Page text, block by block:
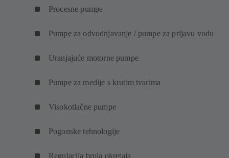
Procesne pumpe
Pumpe za odvodnjavanje / pumpe za prljavu vodu
Uranjajuće motorne pumpe
Pumpe za medije s krutim tvarima
Visokotlačne pumpe
Pogonske tehnologije
Regulacija broja okretaja